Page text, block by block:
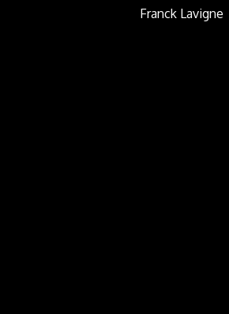
Franck Lavigne